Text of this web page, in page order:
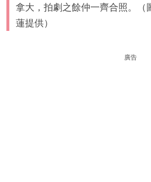
拿大，拍劇之餘仲一齊合照。（
蓮提供）
廣告